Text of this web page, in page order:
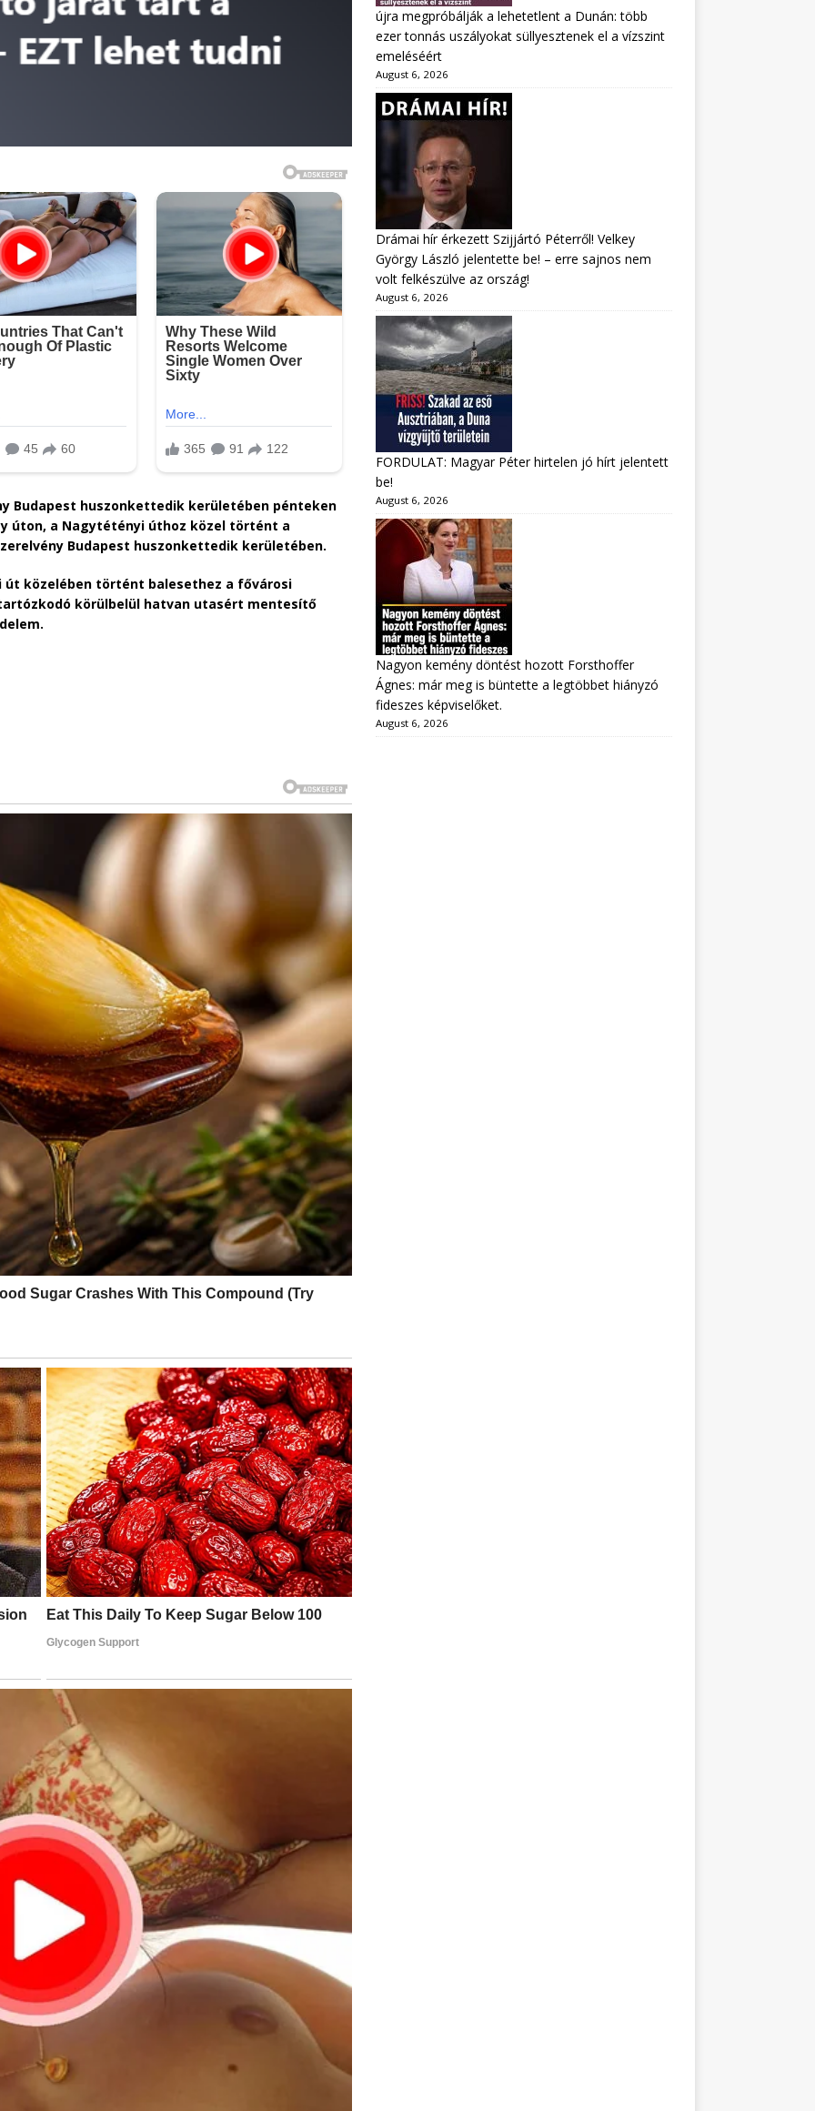
Budapest huszonkettedik kerületében pénteken
úton, a Nagytétényi úthoz közel történt a
Budapest huszonkettedik kerületében.
út közelében történt balesethez a fővárosi
körülbelül hatvan utasért mentesítő
újra megpróbálják a lehetetlent a Dunán: több
ezer tonnás uszályokat süllyesztenek el a vízszint
emeléséért
August 6, 2026
Drámai hír érkezett Szijjártó Péterről! Velkey
György László jelentette be! – erre sajnos nem
volt felkészülve az ország!
August 6, 2026
FORDULAT: Magyar Péter hirtelen jó hírt jelentett
be!
August 6, 2026
Nagyon kemény döntést hozott Forsthoffer
Ágnes: már meg is büntette a legtöbbet hiányzó
fideszes képviselőket.
August 6, 2026